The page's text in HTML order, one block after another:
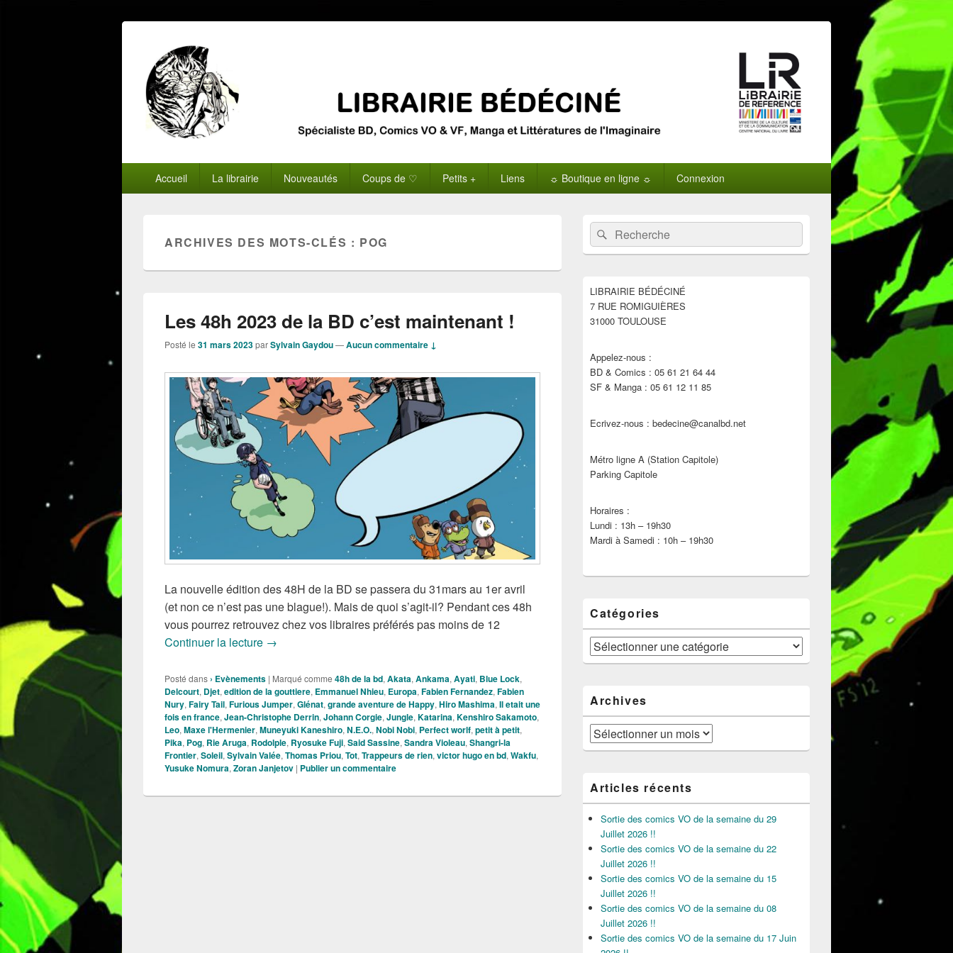
principalAccueil La librairie Nouveautés Coups de ♡ Petits + Liens ☼ Boutique en ligne ☼ Connexion
ARCHIVES DES MOTS-CLÉS : POG
Les 48h 2023 de la BD c’est maintenant !
Posté le 31 mars 2023parSylvain Gaydou—Aucun commentaire ↓
La nouvelle édition des 48H de la BD se passera du 31mars au 1er avril
(et non ce n’est pas une blague!). Mais de quoi s’agit-il? Pendant ces 48h
vous pourrez retrouvez chez vos libraires préférés pas moins de 12
Continuer la lecture Les 48h 2023 de la BD c’est maintenant !
→
Posté dans › Evènements | Marqué comme 48h de la bd, Akata, Ankama, Ayati, Blue Lock,
Delcourt, Djet, edition de la gouttiere, Emmanuel Nhieu, Europa, Fabien Fernandez, Fabien
Nury, Fairy Tail, Furious Jumper, Glénat, grande aventure de Happy, Hiro Mashima, Il etait une
fois en france, Jean-Christophe Derrin, Johann Corgie, Jungle, Katarina, Kenshiro Sakamoto,
Leo, Maxe l'Hermenier, Muneyuki Kaneshiro, N.E.O., Nobi Nobi, Perfect worlf, petit à petit,
Pika, Pog, Rie Aruga, Rodolple, Ryosuke Fuji, Said Sassine, Sandra Violeau, Shangri-la
Frontier, Soleil, Sylvain Valée, Thomas Priou, Tot, Trappeurs de rien, victor hugo en bd, Wakfu,
Yusuke Nomura, Zoran Janjetov | Publier un commentaire
Zone
principale
de
widget
barre
latérale
Recherche :Rechercher
LIBRAIRIE BÉDÉCINÉ
7 RUE ROMIGUIÈRES
31000 TOULOUSE
Appelez-nous :
BD & Comics : 05 61 21 64 44
SF & Manga : 05 61 12 11 85
Ecrivez-nous : bedecine@canalbd.net
Métro ligne A (Station Capitole)
Parking Capitole
Horaires :
Lundi : 13h – 19h30
Mardi à Samedi : 10h – 19h30
Catégories
Catégories
Archives
Archives
Articles récents
Sortie des comics VO de la semaine du 29
Juillet 2026 !!
Sortie des comics VO de la semaine du 22
Juillet 2026 !!
Sortie des comics VO de la semaine du 15
Juillet 2026 !!
Sortie des comics VO de la semaine du 08
Juillet 2026 !!
Sortie des comics VO de la semaine du 17 Juin